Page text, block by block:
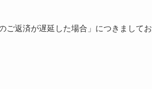
返済が遅延した場合」につきまして